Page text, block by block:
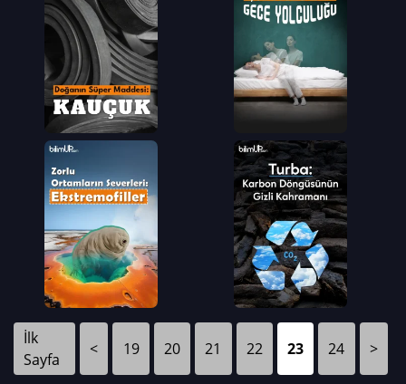
İlk
Sayfa
< 19 20 21 22 23 24 >